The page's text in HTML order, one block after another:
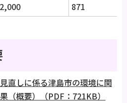
2,000 871
直しに係る津島市の環境に関
（概要）（PDF：721KB）